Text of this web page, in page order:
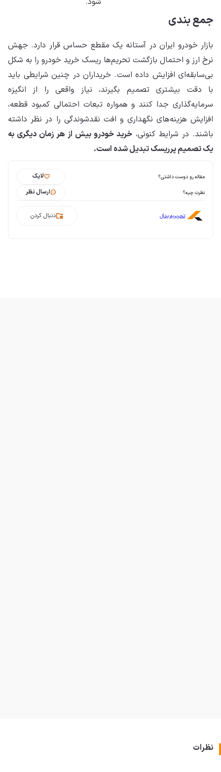
جمع بندی
بازار خودرو ایران در آستانه یک مقطع حساس قرار دارد. جهش
نرخ ارز و احتمال بازگشت تحریم‌ها ریسک خرید خودرو را به شکل
بی‌سابقه‌ای افزایش داده است. خریداران در چنین شرایطی باید
با دقت بیشتری تصمیم بگیرند، نیاز واقعی را از انگیزه
سرمایه‌گذاری جدا کنند و همواره تبعات احتمالی کمبود قطعه،
افزایش هزینه‌های نگهداری و افت نقدشوندگی را در نظر داشته
باشند. در شرایط کنونی، خرید خودرو بیش از هر زمان دیگری به
یک تصمیم پرریسک تبدیل شده است.
مقاله رو دوست داشتی؟ لایک
نظرت چیه؟ ارسال نظر
تحریریه پدال دنبال کردن
نظرات